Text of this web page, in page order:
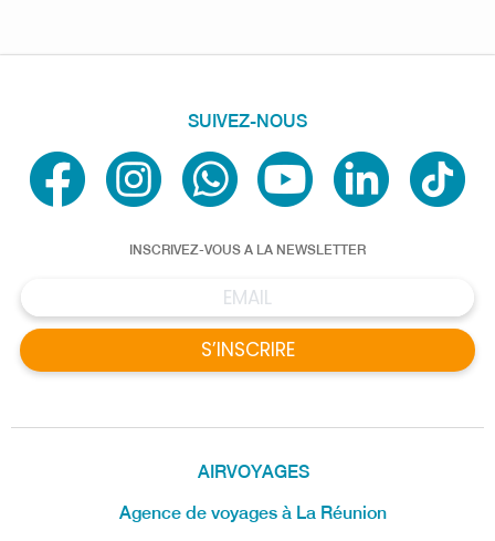
AIRVOYAGES
Agence de voyages à La Réunion
SUIVEZ-NOUS
INSCRIVEZ-VOUS A LA NEWSLETTER
S’INSCRIRE